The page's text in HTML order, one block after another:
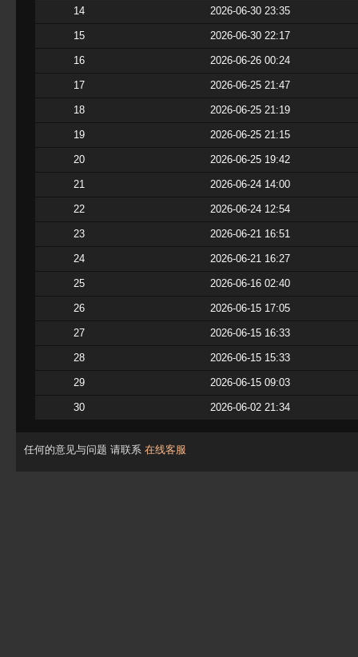
14 2026-06-30 23:35
15 2026-06-30 22:17
16 2026-06-26 00:24
17 2026-06-25 21:47
18 2026-06-25 21:19
19 2026-06-25 21:15
20 2026-06-25 19:42
21 2026-06-24 14:00
22 2026-06-24 12:54
23 2026-06-21 16:51
24 2026-06-21 16:27
25 2026-06-16 02:40
26 2026-06-15 17:05
27 2026-06-15 16:33
28 2026-06-15 15:33
29 2026-06-15 09:03
30 2026-06-02 21:34
任何的意见与问题 请联系 在线客服